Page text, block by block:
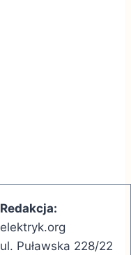
Redakcja:
elektryk.org
ul. Puławska 228/22